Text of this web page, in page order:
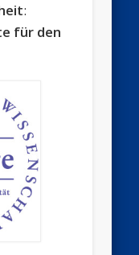
:
für den